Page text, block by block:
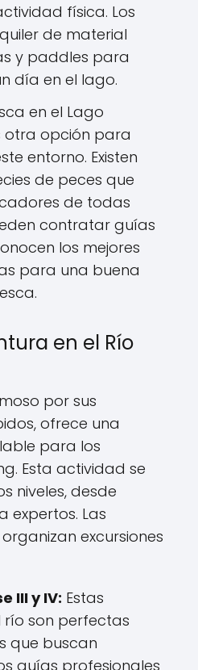
física. Los
de material
y paddles para
día en el lago.
en el Lago
otra opción para
entorno. Existen
de peces que
de todas
contratar guías
los mejores
para una buena
en el Río
por sus
ofrece una
para los
Esta actividad se
niveles, desde
expertos. Las
excursiones
III y IV: Estas
río son perfectas
que buscan
guías profesionales